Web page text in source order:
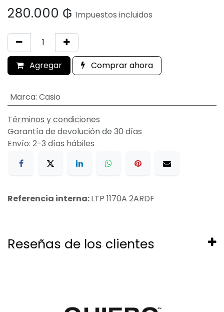
280.000 ₲ Impuestos incluidos
Agregar Comprar ahora
Marca: Casio
Términos y condiciones
Garantía de devolución de 30 días
Envío: 2-3 días hábiles
Referencia interna:LTP 1170A 2ARDF
Reseñas de los clientes